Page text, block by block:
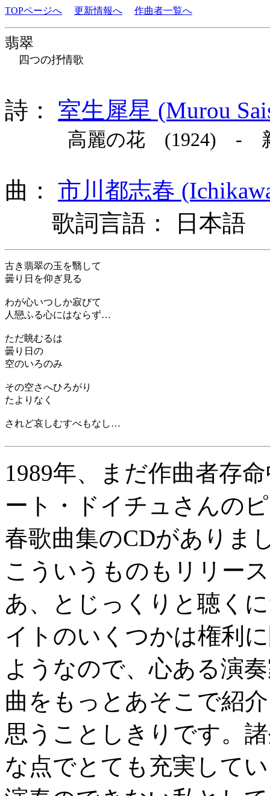
TOPページへ 更新情報へ 作曲者一覧へ
翡翠
四つの抒情歌
詩： 室生犀星 (Murou
高麗の花 (1924) -
曲： 市川都志春
歌詞言語： 日本語
古き翡翠の玉を翳して
曇り日を仰ぎ見る
わが心いつしか寂びて
人戀ふる心にはならず…
ただ眺むるは
曇り日の
空のいろのみ
その空さへひろがり
たよりなく
されど哀しむすべもなし…
1989年、まだ作曲者存
ート・ドイチュさんの
春歌曲集のCDがありま
こういうものもリリー
あ、とじっくりと聴く
イトのいくつかは権利
ようなので、心ある演
曲をもっとあそこで紹
思うことしきりです。
な点でとても充実して